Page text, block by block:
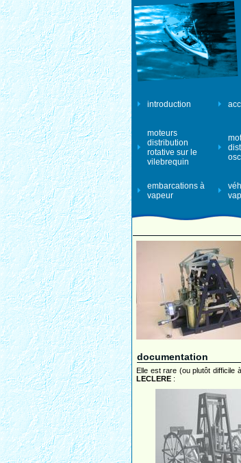
introduction
moteurs
distribution
rotative sur le
vilebrequin
embarcations à
vapeur
documentation
Elle est rare (ou plutôt difficile
LECLERE :